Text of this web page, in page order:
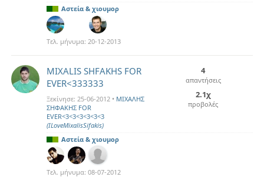
Αστεία & χιουμορ
Τελ. μήνυμα: 20-12-2013
MIXALIS SHFAKHS FOR
EVER<333333
Ξεκίνησε: 25-06-2012 • MIXAΛΗΣ
ΣΗΦΑΚΗΣ FOR
EVER<3<3<3<3<3<3
(ILoveMixalisSifakis)
4
απαντήσεις
2.1χ
προβολές
Αστεία & χιουμορ
Τελ. μήνυμα: 08-07-2012